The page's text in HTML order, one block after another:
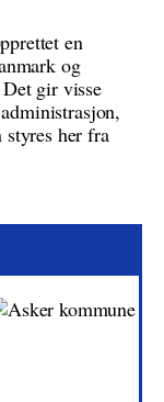
en
og
gir visse
styres her fra